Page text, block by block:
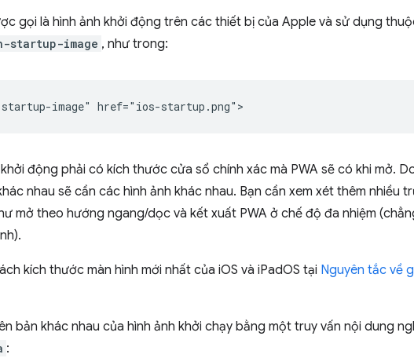
gọi là hình ảnh khởi động trên các thiết bị của Apple và sử dụng
startup-image , như trong:
động phải có kích thước cửa sổ chính xác mà PWA sẽ có khi mở.
nhau sẽ cần các hình ảnh khác nhau. Bạn cần xem xét thêm nhiều
mở theo hướng ngang/dọc và kết xuất PWA ở chế độ đa nhiệm
kích thước màn hình mới nhất của iOS và iPadOS tại Nguyên tắc về
bản khác nhau của hình ảnh khởi chạy bằng một truy vấn nội dung
: